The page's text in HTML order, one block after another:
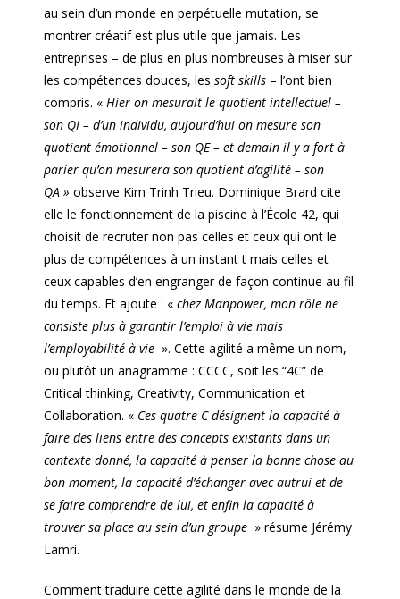
au sein d’un monde en perpétuelle mutation, se
montrer créatif est plus utile que jamais. Les
entreprises – de plus en plus nombreuses à miser sur
les compétences douces, les soft skills – l’ont bien
compris. « Hier on mesurait le quotient intellectuel –
son QI – d’un individu, aujourd’hui on mesure son
quotient émotionnel – son QE – et demain il y a fort à
parier qu’on mesurera son quotient d’agilité – son
QA » observe Kim Trinh Trieu. Dominique Brard cite
elle le fonctionnement de la piscine à l’École 42, qui
choisit de recruter non pas celles et ceux qui ont le
plus de compétences à un instant t mais celles et
ceux capables d’en engranger de façon continue au fil
du temps. Et ajoute : « chez Manpower, mon rôle ne
consiste plus à garantir l’emploi à vie mais
l’employabilité à vie ». Cette agilité a même un nom,
ou plutôt un anagramme : CCCC, soit les “4C” de
Critical thinking, Creativity, Communication et
Collaboration. « Ces quatre C désignent la capacité à
faire des liens entre des concepts existants dans un
contexte donné, la capacité à penser la bonne chose au
bon moment, la capacité d’échanger avec autrui et de
se faire comprendre de lui, et enfin la capacité à
trouver sa place au sein d’un groupe » résume Jérémy
Lamri.
Comment traduire cette agilité dans le monde de la